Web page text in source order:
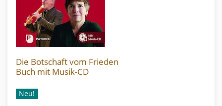
Die Botschaft vom Frieden
Buch mit Musik-CD
Neu!